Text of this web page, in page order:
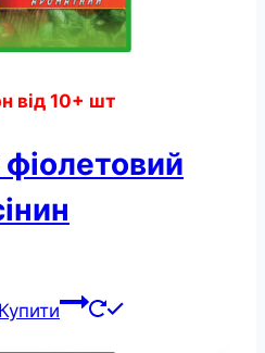
від 10+ шт
фіолетовий
Купити